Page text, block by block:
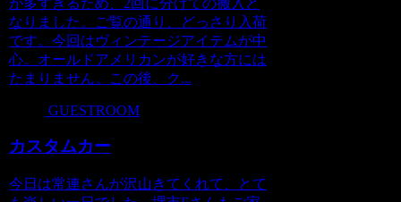
なりました。ご覧の通り、どっさり入荷
です。今回はヴィンテージアイテムが中
心。オールドアメリカンが好きな方には
たまりません。この後、ク...
GUESTROOM
カスタムカー
今日は常連さんが沢山きてくれて、とて